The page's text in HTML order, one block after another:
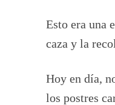
Esto era una
caza y la
Hoy en día,
los postres